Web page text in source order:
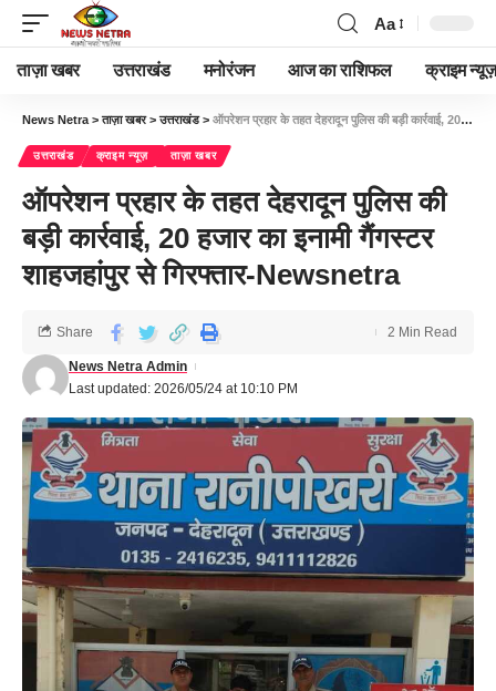
Aa
ताज़ा खबर उत्तराखंड मनोरंजन आज का राशिफल क्राइम न्यूज़
News Netra >ताज़ा खबर>उत्तराखंड> ऑपरेशन प्रहार के तहत देहरादून पुलिस की बड़ी कार्रवाई, 20 हजार का इनामी गैंगस्टर शाहजहांपुर से गिरफ्तार-Newsnetra
उत्तराखंड क्राइम न्यूज़ ताज़ा खबर
ऑपरेशन प्रहार के तहत देहरादून पुलिस की
बड़ी कार्रवाई, 20 हजार का इनामी गैंगस्टर
शाहजहांपुर से गिरफ्तार-Newsnetra
Last updated: 2026/05/24 at 10:10 PM
News Netra Admin
Share 2 Min Read